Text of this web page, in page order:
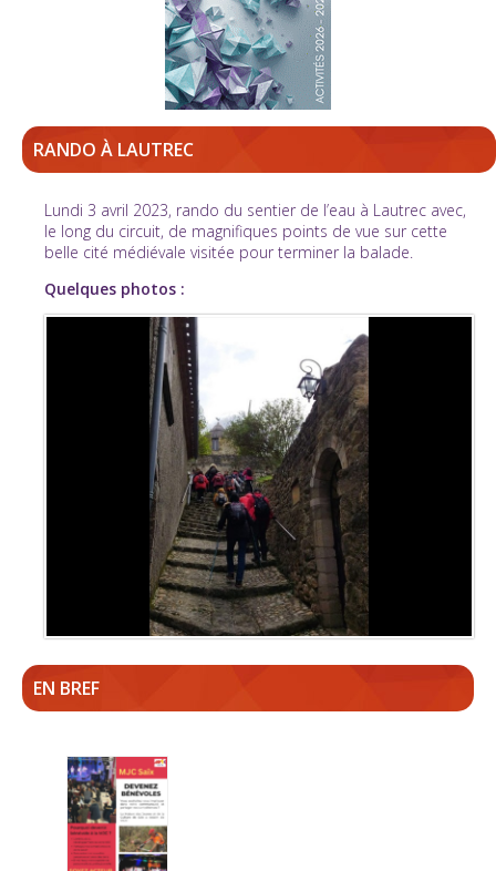
RANDO À LAUTREC
Lundi 3 avril 2023, rando du sentier de l’eau à Lautrec avec,
le long du circuit, de magnifiques points de vue sur cette
belle cité médiévale visitée pour terminer la balade.
Quelques photos :
EN BREF